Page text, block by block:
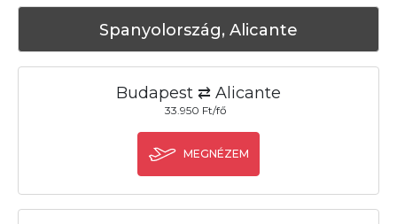
Spanyolország, Alicante
Budapest ⇄ Alicante
33.950 Ft/fő
MEGNÉZEM